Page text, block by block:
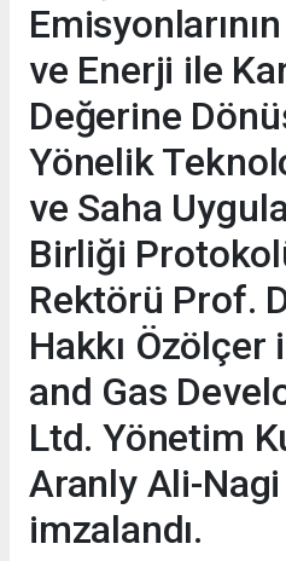
ve Enerji ile
Değerine
Yönelik
ve Saha
Birliği
Rektörü Prof.
Hakkı Özölçer
and Gas
Ltd. Yönetim
Aranly Ali-
imzalandı.